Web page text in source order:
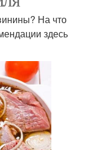
На что
здесь